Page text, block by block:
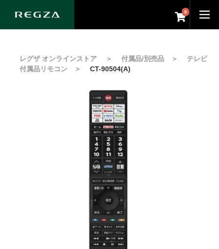
0
レグザ オンラインストア ＞ 付属品/別売品 ＞ テレビ
付属品リモコン ＞ CT-90504(A)